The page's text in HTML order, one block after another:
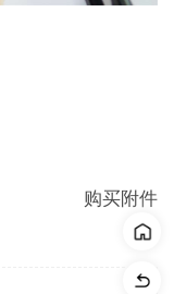
购买附件